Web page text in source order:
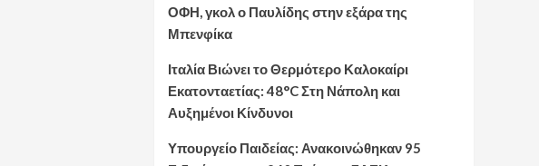
ΟΦΗ, γκολ ο Παυλίδης στην εξάρα της
Μπενφίκα
Ιταλία Βιώνει το Θερμότερο Καλοκαίρι
Εκατονταετίας: 48°C Στη Νάπολη και
Αυξημένοι Κίνδυνοι
Υπουργείο Παιδείας: Ανακοινώθηκαν 95